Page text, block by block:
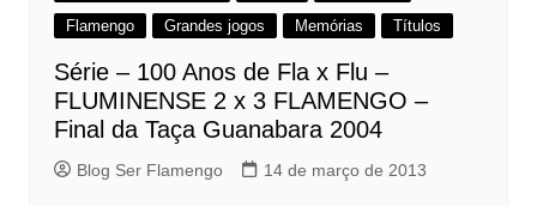
Flamengo
Grandes jogos Memórias Títulos
Série – 100 Anos de Fla x Flu –
FLUMINENSE 2 x 3 FLAMENGO –
Final da Taça Guanabara 2004
Blog Ser Flamengo 14 de março de 2013